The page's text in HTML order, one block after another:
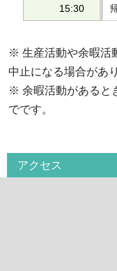
15:30
※ 生産活動や余暇活
中止になる場合があ
※ 余暇活動があると
でです。
アクセス